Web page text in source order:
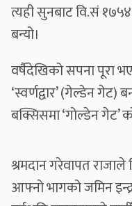
त्यही सुनबाट वि.सं १७५४
बन्यो।
वर्षैदेखिको सपना पूरा
‘स्वर्णद्वार’ (गेल्डेन गेट)
बक्सिसमा ‘गोल्डेन गेट’
श्रमदान गरेवापत
आफ्नो भागको जमिन